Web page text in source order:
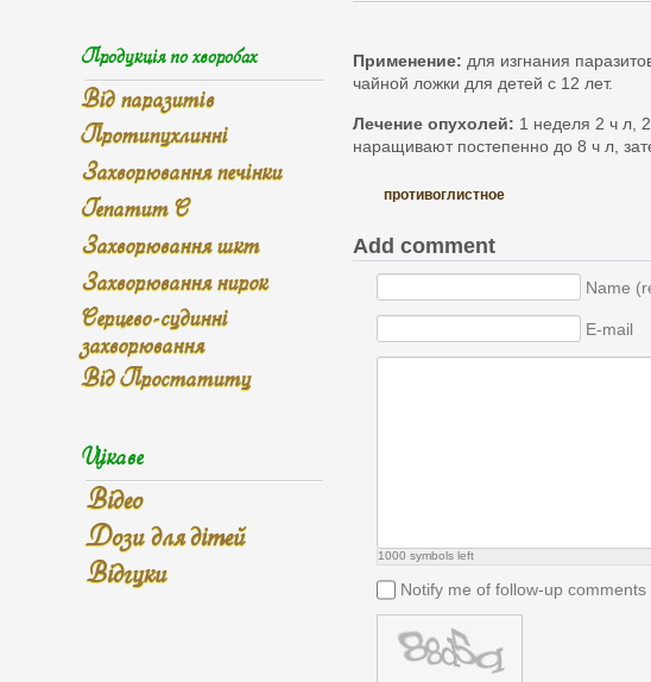
Применение: для изгнания
чайной ложки для детей с 12 лет.
Лечение опухолей: 1 неделя 2 ч л,
наращивают постепенно до 8 ч л,
противоглистное
Add comment
Name
E-mail
1000 symbols left
Notify me of follow-up comments
Продукція по хворобах
Від паразитів
Протипухлинні
Захворювання печінки
Гепатит С
Захворювання шкт
Захворювання нирок
Серцево-судинні
захворювання
Від Простатиту
Цікаве
Відео
Дози для дітей
Відгуки